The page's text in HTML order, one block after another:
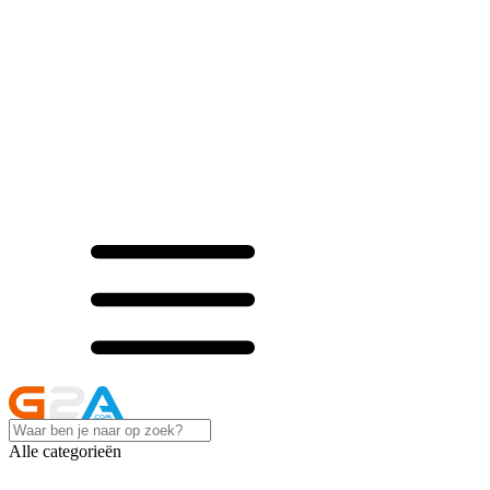
Alle categorieën